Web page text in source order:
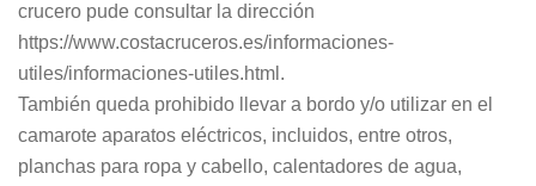
crucero pude consultar la dirección
https://www.costacruceros.es/informaciones-
utiles/informaciones-utiles.html.
También queda prohibido llevar a bordo y/o utilizar en el
camarote aparatos eléctricos, incluidos, entre otros,
planchas para ropa y cabello, calentadores de agua,